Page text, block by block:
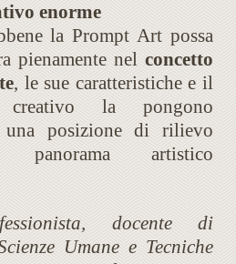
enorme
la Prompt Art possa
pienamente nel concetto
, le sue caratteristiche e il
creativo la pongono
una posizione di rilievo
artistico
docente di
Umane e Tecniche